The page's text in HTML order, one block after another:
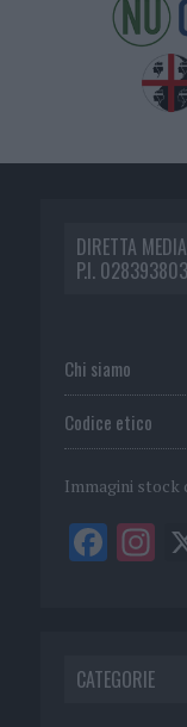
DIRETTA
P.I.
Chi siamo
Codice etico
Immagini stock
CATEGORIE